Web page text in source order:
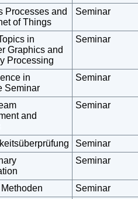
Processes and
of Things
Seminar
in
Graphics and
Processing
Seminar
in
Seminar
Seminar
and
Seminar
Seminar
Seminar
Seminar